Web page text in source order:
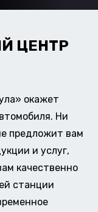
ЦЕНТР
окажет
Ни
предложит вам
и услуг,
качественно
станции